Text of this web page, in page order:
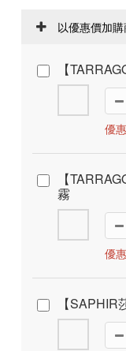
以優惠價加
【
優
【
霧
優
【